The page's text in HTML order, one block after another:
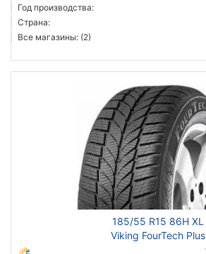
Год производства:
Страна:
Все магазины: (2)
185/55 R15 86H XL
Viking FourTech Plus